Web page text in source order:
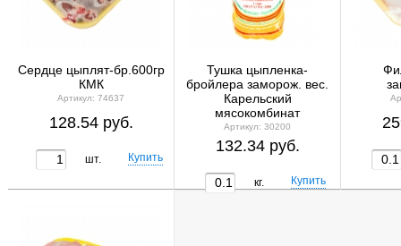
Сердце цыплят-бр.600гр
КМК
Артикул: 74637
128.54 руб.
шт.
Тушка цыпленка-
бройлера заморож. вес.
Карельский
мясокомбинат
Артикул: 30200
132.34 руб.
кг.